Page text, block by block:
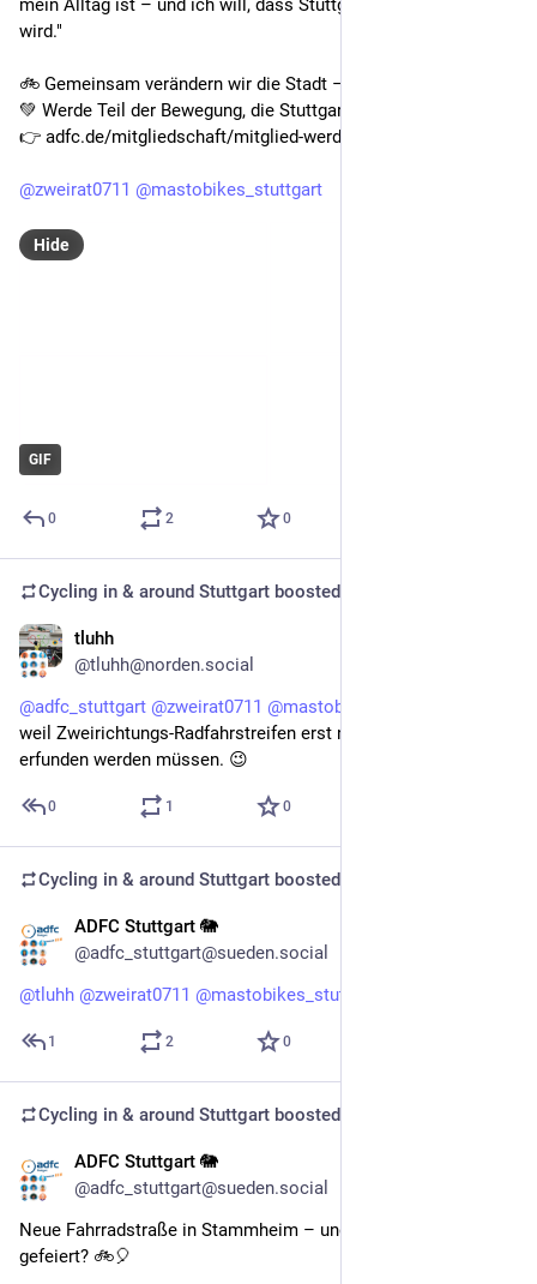
mein Alltag ist – und ich will, dass Stuttgart endlich sicherer
wird."
🚲 Gemeinsam verändern wir die Stadt – Straße für Straße.
💚 Werde Teil der Bewegung, die Stuttgart bewegt.
👉 adfc.de/mitgliedschaft/mitglied-werden
@zweirat0711 @mastobikes_stuttgart
GIF
Hide
0 2 0
Cycling in & around Stuttgart boosted
tluhh
@tluhh@norden.social
@adfc_stuttgart @zweirat0711 @mastobikes_stuttgart
weil Zweirichtungs-Radfahrstreifen erst noch in der StVO
erfunden werden müssen. 😉
0 1 0
Cycling in & around Stuttgart boosted
ADFC Stuttgart 🐘
@adfc_stuttgart@sueden.social
@tluhh @zweirat0711 @mastobikes_stuttgart
1 2 0
Cycling in & around Stuttgart boosted
ADFC Stuttgart 🐘
@adfc_stuttgart@sueden.social
Neue Fahrradstraße in Stammheim – und niemand hat’s
gefeiert? 🚲🎈